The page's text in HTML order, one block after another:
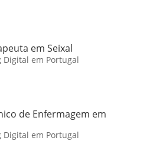
em Seixal
em Portugal
de Enfermagem em
em Portugal